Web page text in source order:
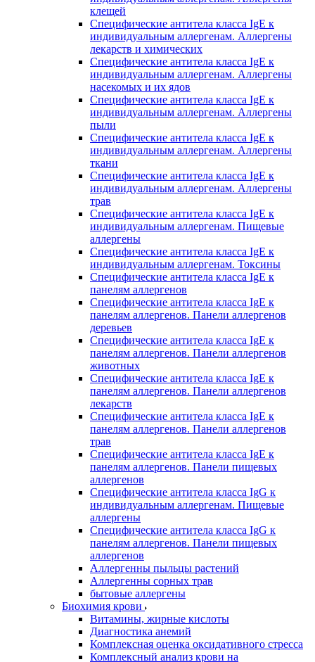
клещей
Специфические антитела класса IgE к
индивидуальным аллергенам. Аллергены
лекарств и химических
Специфические антитела класса IgE к
индивидуальным аллергенам. Аллергены
насекомых и их ядов
Специфические антитела класса IgE к
индивидуальным аллергенам. Аллергены
пыли
Специфические антитела класса IgE к
индивидуальным аллергенам. Аллергены
ткани
Специфические антитела класса IgE к
индивидуальным аллергенам. Аллергены
трав
Специфические антитела класса IgE к
индивидуальным аллергенам. Пищевые
аллергены
Специфические антитела класса IgE к
индивидуальным аллергенам. Токсины
Специфические антитела класса IgE к
панелям аллергенов
Специфические антитела класса IgE к
панелям аллергенов. Панели аллергенов
деревьев
Специфические антитела класса IgE к
панелям аллергенов. Панели аллергенов
животных
Специфические антитела класса IgE к
панелям аллергенов. Панели аллергенов
лекарств
Специфические антитела класса IgE к
панелям аллергенов. Панели аллергенов
трав
Специфические антитела класса IgE к
панелям аллергенов. Панели пищевых
аллергенов
Специфические антитела класса IgG к
индивидуальным аллергенам. Пищевые
аллергены
Специфические антитела класса IgG к
панелям аллергенов. Панели пищевых
аллергенов
Аллергенны пыльцы растений
Аллергенны сорных трав
бытовые аллергены
Биохимия крови
Витамины, жирные кислоты
Диагностика анемий
Комплексная оценка оксидативного стресса
Комплексный анализ крови на